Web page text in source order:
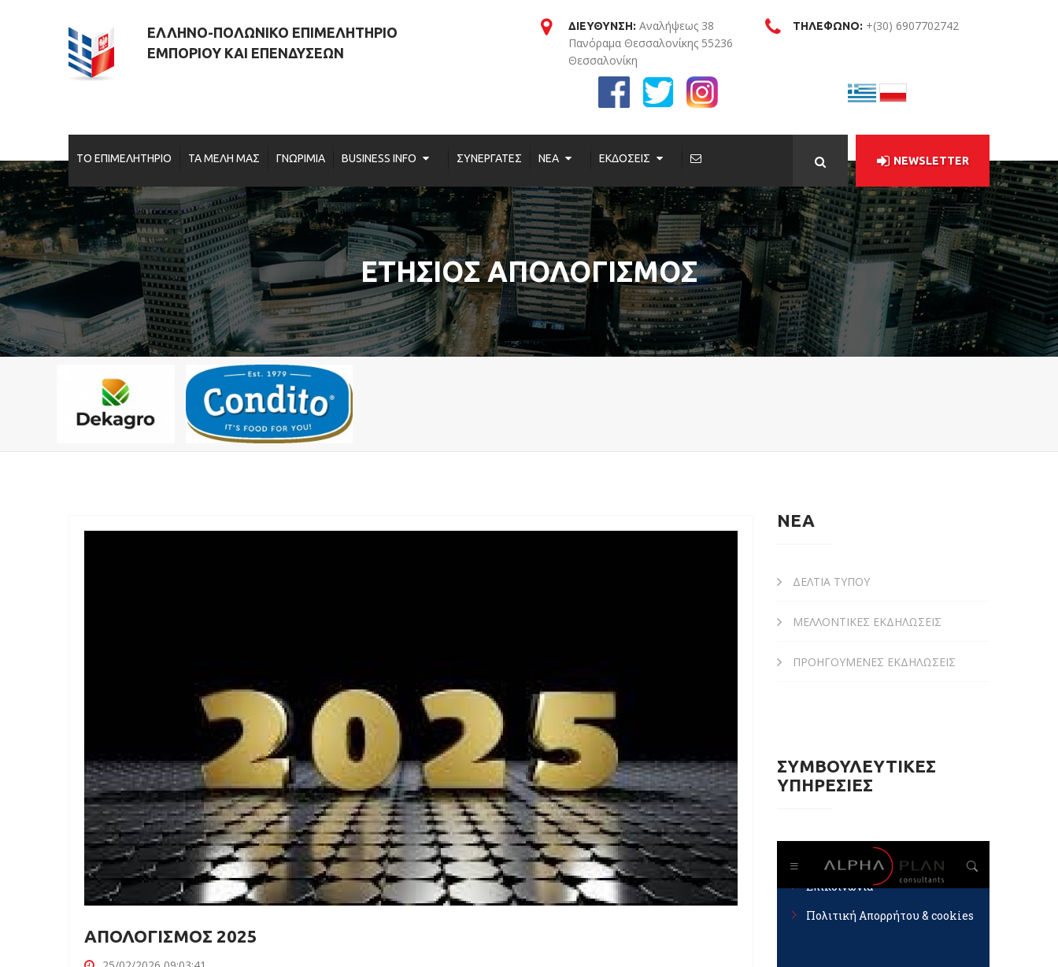
ΕΛΛΗΝΟ-ΠΟΛΩΝΙΚΟ ΕΠΙΜΕΛΗΤΗΡΙΟ
ΕΜΠΟΡΙΟΥ ΚΑΙ ΕΠΕΝΔΥΣΕΩΝ
ΔΙΕΥΘΥΝΣΗ: Αναλήψεως 38
Πανόραμα Θεσσαλονίκης 55236
Θεσσαλονίκη
ΤΗΛΕΦΩΝΟ: +(30) 6907702742
ΤΟ ΕΠΙΜΕΛΗΤΗΡΙΟ ΤΑ ΜΕΛΗ ΜΑΣ ΓΝΩΡΙΜΙΑ BUSINESS INFO ΣΥΝΕΡΓΑΤΕΣ ΝΕΑ ΕΚΔΟΣΕΙΣ NEWSLETTER
ΕΤΗΣΙΟΣ ΑΠΟΛΟΓΙΣΜΟΣ
ΑΠΟΛΟΓΙΣΜΟΣ 2025
ΝΕΑ
ΔΕΛΤΙΑ ΤΥΠΟΥ
ΜΕΛΛΟΝΤΙΚΕΣ ΕΚΔΗΛΩΣΕΙΣ
ΠΡΟΗΓΟΥΜΕΝΕΣ ΕΚΔΗΛΩΣΕΙΣ
ΣΥΜΒΟΥΛΕΥΤΙΚΕΣ
ΥΠΗΡΕΣΙΕΣ